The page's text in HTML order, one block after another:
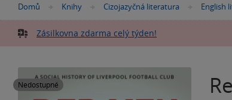
Nacházíte
zde:
Domů »
Knihy »
Cizojazyčná literatura »
English
Zásilkovna zdarma celý týden!
Nedostupné